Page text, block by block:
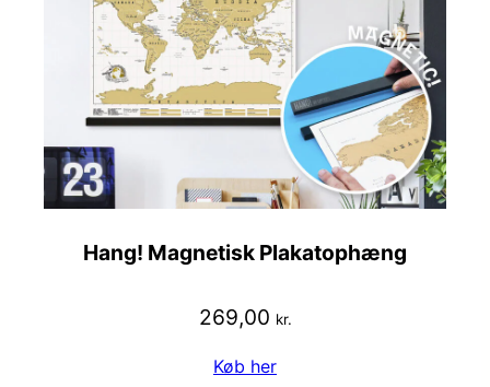
Hang! Magnetisk Plakatophæng
269,00 kr.
Køb her